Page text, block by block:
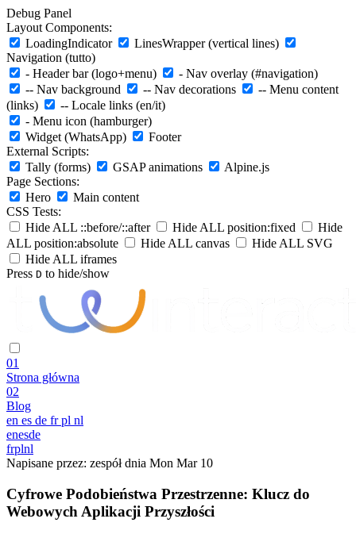
Debug Panel
Layout Components:
LoadingIndicator
LinesWrapper (vertical lines)
Navigation (tutto)
- Header bar (logo+menu)
- Nav overlay (#navigation)
-- Nav background
-- Nav decorations
-- Menu content
(links)
-- Locale links (en/it)
- Menu icon (hamburger)
Widget (WhatsApp)
Footer
External Scripts:
Tally (forms)
GSAP animations
Alpine.js
Page Sections:
Hero
Main content
CSS Tests:
Hide ALL ::before/::after
Hide ALL position:fixed
Hide
ALL position:absolute
Hide ALL canvas
Hide ALL SVG
Hide ALL iframes
Press D to hide/show
01
Strona główna
02
Blog
en es de fr pl nl
enesde
frplnl
Napisane przez: zespół dnia Mon Mar 10
Cyfrowe Podobieństwa Przestrzenne: Klucz do
Webowych Aplikacji Przyszłości